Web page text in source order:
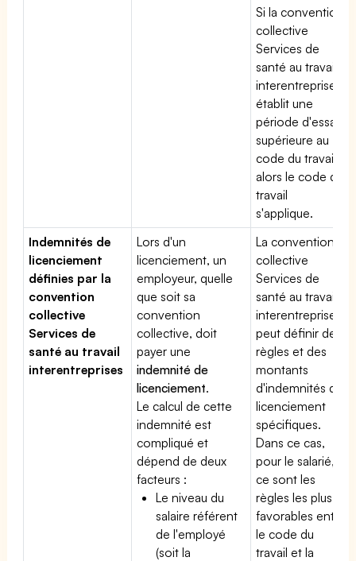
Si la convention
collective
Services de
santé au travail
interentreprises
établit une
période d'essai
supérieure au
code du travail,
alors le code du
travail
s'applique.
Indemnités de
licenciement
définies par la
convention
collective
Services de
santé au travail
interentreprises
Lors d'un
licenciement, un
employeur, quelle
que soit sa
convention
collective, doit
payer une
indemnité de
licenciement.
Le calcul de cette
indemnité est
compliqué et
dépend de deux
facteurs :
Le niveau du
salaire référent
de l'employé
(soit la
La convention
collective
Services de
santé au travail
interentreprises
peut définir des
règles et des
montants
d'indemnités de
licenciement
spécifiques.
Dans ce cas,
pour le salarié,
ce sont les
règles les plus
favorables entre
le code du
travail et la